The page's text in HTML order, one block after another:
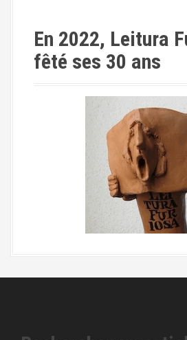
En 2022, Leitura
fêté ses 30 ans